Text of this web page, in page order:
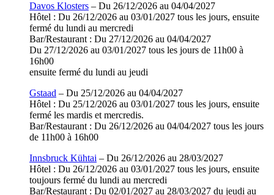
Davos Klosters – Du 26/12/2026 au 04/04/2027
Hôtel : Du 26/12/2026 au 03/01/2027 tous les jours, ensuite
fermé du lundi au mercredi
Bar/Restaurant : Du 27/12/2026 au 04/04/2027
Du 27/12/2026 au 03/01/2027 tous les jours de 11h00 à
16h00
ensuite fermé du lundi au jeudi
Gstaad – Du 25/12/2026 au 04/04/2027
Hôtel : Du 25/12/2026 au 03/01/2027 tous les jours, ensuite
fermé les mardis et mercredis.
Bar/Restaurant : Du 26/12/2026 au 04/04/2027 tous les jours
de 11h00 à 16h00
Innsbruck Kühtai – Du 26/12/2026 au 28/03/2027
Hôtel : Du 26/12/2026 au 03/01/2027 tous les jours, ensuite
toujours fermé du lundi au mercredi
Bar/Restaurant : Du 02/01/2027 au 28/03/2027 du jeudi au